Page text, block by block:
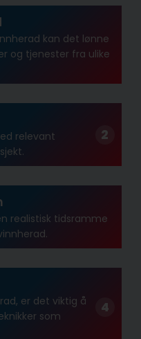
kan det lønne
og tjenester fra ulike
relevant
realistisk tidsramme
er det viktig å
som